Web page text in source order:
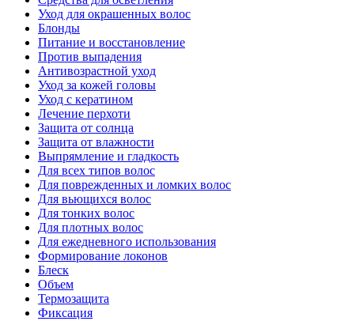
Уход для окрашенных волос
Блонды
Питание и восстановление
Против выпадения
Антивозрастной уход
Уход за кожей головы
Уход с кератином
Лечение перхоти
Защита от солнца
Защита от влажности
Выпрямление и гладкость
Для всех типов волос
Для поврежденных и ломких волос
Для вьющихся волос
Для тонких волос
Для плотных волос
Для ежедневного использования
Формирование локонов
Блеск
Объем
Термозащита
Фиксация